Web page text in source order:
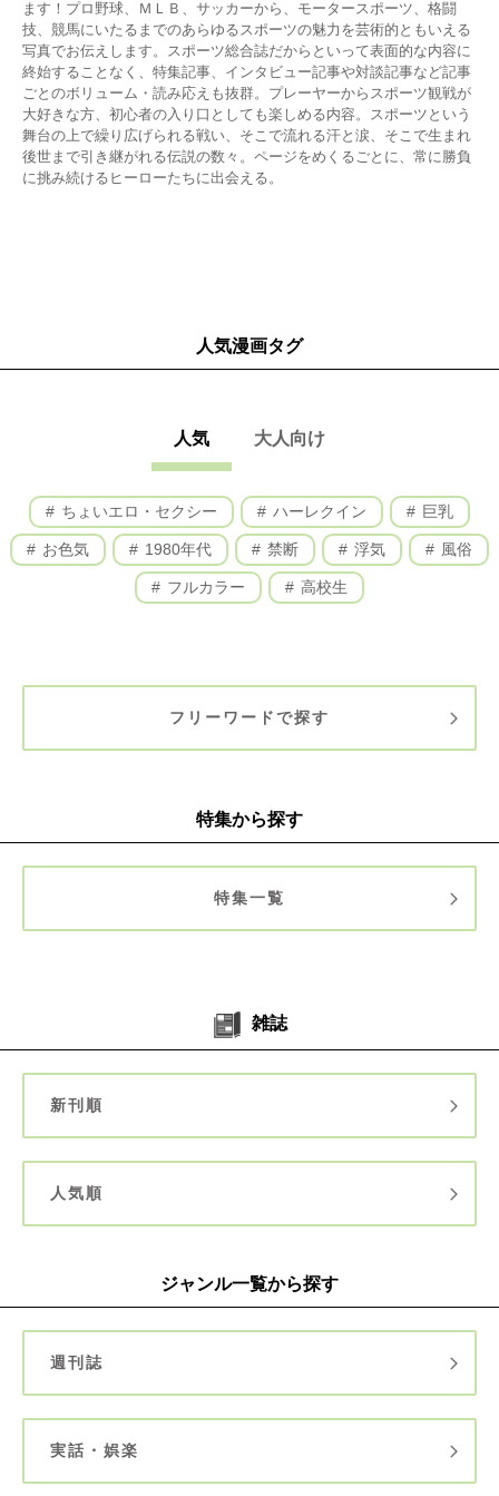
ます！プロ野球、ＭＬＢ、サッカーから、モータースポーツ、格闘
技、競馬にいたるまでのあらゆるスポーツの魅力を芸術的ともいえる
写真でお伝えします。スポーツ総合誌だからといって表面的な内容に
終始することなく、特集記事、インタビュー記事や対談記事など記事
ごとのボリューム・読み応えも抜群。プレーヤーからスポーツ観戦が
大好きな方、初心者の入り口としても楽しめる内容。スポーツという
舞台の上で繰り広げられる戦い、そこで流れる汗と涙、そこで生まれ
後世まで引き継がれる伝説の数々。ページをめくるごとに、常に勝負
に挑み続けるヒーローたちに出会える。
人気漫画タグ
人気 大人向け
ちょいエロ・セクシー ハーレクイン 巨乳
お色気 1980年代 禁断 浮気 風俗
フルカラー 高校生
フリーワードで探す
特集から探す
特集一覧
雑誌
新刊順
人気順
ジャンル一覧から探す
週刊誌
実話・娯楽